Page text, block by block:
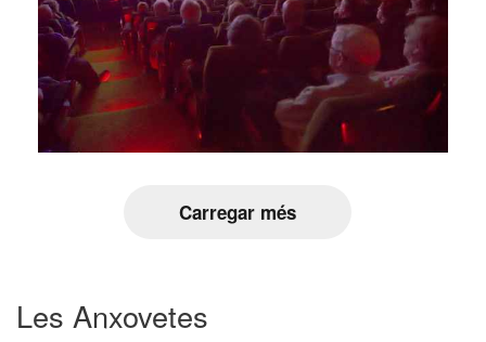
Carregar més
Les Anxovetes